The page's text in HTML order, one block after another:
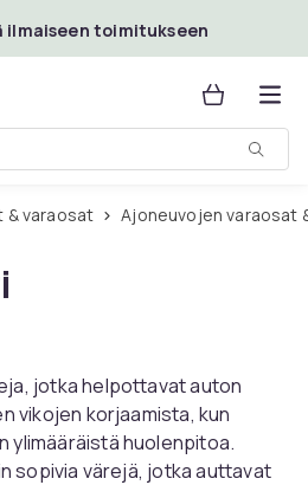
ilmaiseen toimitukseen
& varaosat Ajoneuvojen varaosat
jotka helpottavat auton
vikojen korjaamista, kun
ylimääräistä huolenpitoa.
sopivia värejä, jotka auttavat